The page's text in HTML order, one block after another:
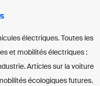
électriques. Toutes les
et mobilités électriques :
Articles sur la voiture
écologiques futures.